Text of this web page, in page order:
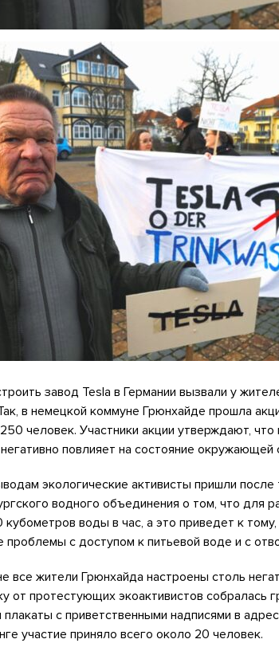
завод Tesla в Германии вызвали у
в немецкой коммуне Грюнхайде прошла
человек. Участники акции утверждают,
повлияет на состояние окружающей
экологические активисты пришли
водного объединения о том, что для
воды в час, а это приведет к тому,
проблемы с доступом к питьевой воде и с
все жители Грюнхайда настроены столь
от протестующих экоактивистов собралась
плакаты с приветственными надписями в
участие приняло всего около 20 человек.